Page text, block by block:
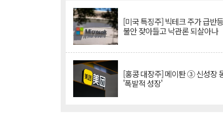
[미국 특징주] 빅테크 주가 급반
불안 잦아들고 낙관론 되살아나
[홍콩 대장주] 메이퇀 ③ 신성장
'폭발적 성장'